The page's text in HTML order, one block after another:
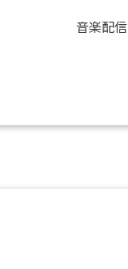
音楽配信